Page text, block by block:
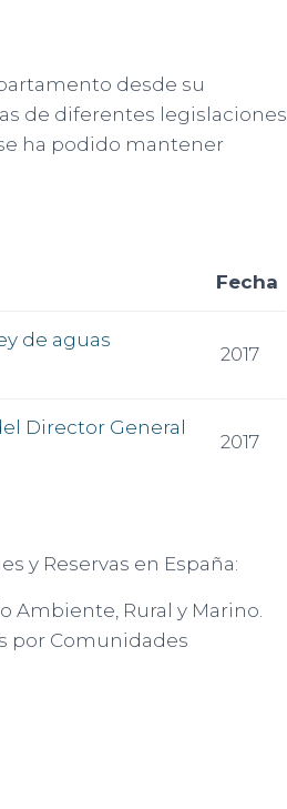
desde su
de diferentes legislaciones
ha podido mantener
Fecha
de aguas
2017
Director General
2017
y Reservas en España:
Ambiente, Rural y Marino.
por Comunidades